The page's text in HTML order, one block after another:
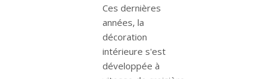
Ces dernières
années, la
décoration
intérieure s'est
développée à